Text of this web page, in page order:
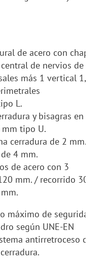
de acero con chapa
de nervios de
más 1 vertical 1,5
L.
y bisagras en
mm tipo U.
cerradura de 2 mm.
4 mm.
de acero con 3
mm. / recorrido 30
máximo de seguridad
según UNE-EN
antirretroceso de